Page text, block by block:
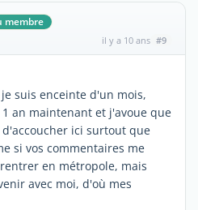
membre
il y a 10 ans #9
suis enceinte d'un mois,
an maintenant et j'avoue que
ici surtout que
si vos commentaires me
en métropole, mais
avec moi, d'où mes